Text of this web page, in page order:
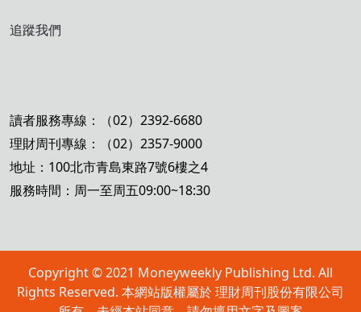
追蹤我們
讀者服務專線：（02）2392-6680
理財周刊專線：（02）2357-9000
地址：100北市青島東路7號6樓之4
服務時間：周一至周五09:00~18:30
Copyright © 2021 Moneyweekly Publishing Ltd. All
Rights Reserved. 本網站版權屬於 理財周刊股份有限公司